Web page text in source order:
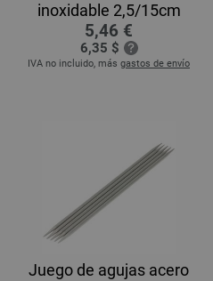
inoxidable 2,5/15cm
5,46 €
6,35 $
IVA no incluido, más gastos de envío
Juego de agujas acero